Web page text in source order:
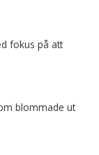
fokus på att
blommade ut